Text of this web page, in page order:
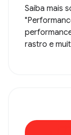
Saiba mais
rastro e